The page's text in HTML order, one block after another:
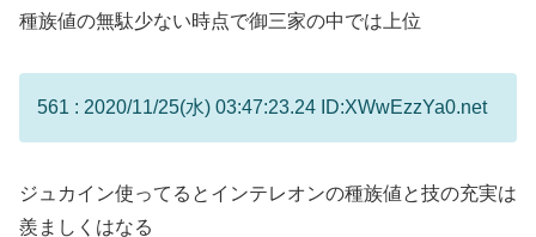
種族値の無駄少ない時点で御三家の中では上位
561 : 2020/11/25(水) 03:47:23.24 ID:XWwEzzYa0.net
ジュカイン使ってるとインテレオンの種族値と技の充実は
羨ましくはなる